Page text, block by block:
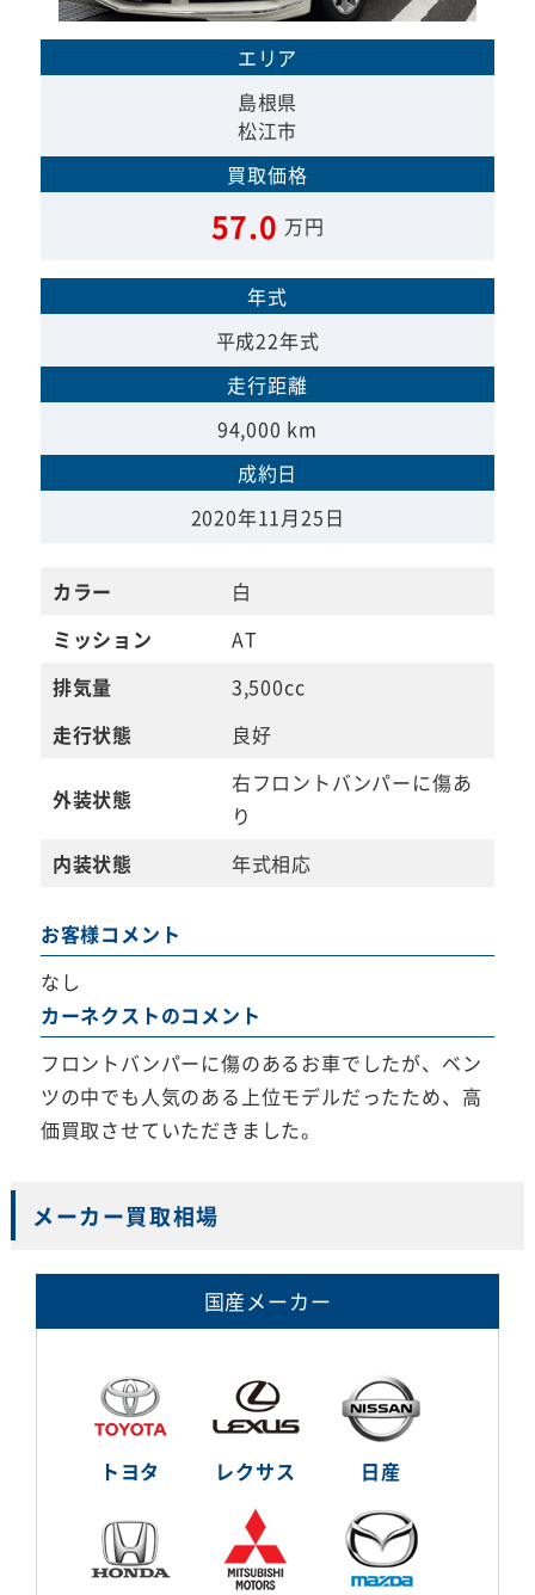
エリア
島根県
松江市
買取価格
57.0 万円
年式
平成22年式
走行距離
94,000 km
成約日
2020年11月25日
カラー
白
ミッション
AT
排気量
3,500cc
走行状態
良好
外装状態
右フロントバンパーに傷あ
り
内装状態
年式相応
お客様コメント
なし
カーネクストのコメント
フロントバンパーに傷のあるお車でしたが、ベン
ツの中でも人気のある上位モデルだったため、高
価買取させていただきました。
メーカー買取相場
国産メーカー
トヨタ レクサス 日産